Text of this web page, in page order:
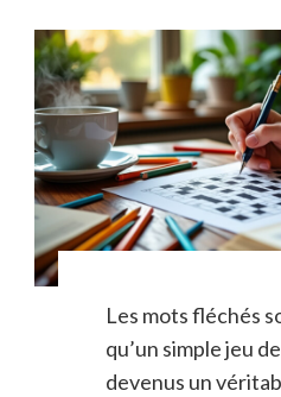
Les mots fléchés
qu’un simple jeu
devenus un